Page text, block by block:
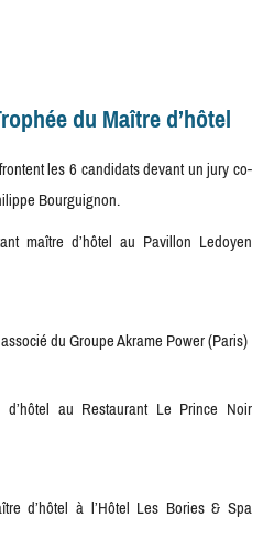
du Maître d’hôtel
les 6 candidats devant un jury co-
Bourguignon.
maître d’hôtel au Pavillon Ledoyen
du Groupe Akrame Power (Paris)
au Restaurant Le Prince Noir
d’hôtel à l’Hôtel Les Bories & Spa